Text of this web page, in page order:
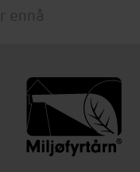
ennå